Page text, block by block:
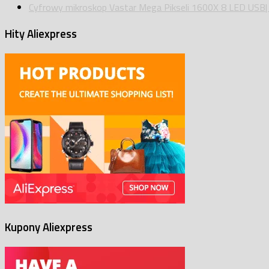
Cyfrowy mikroskop Vastar Mega Pikseli 1600X 8 LED
Hity Aliexpress
Kupony Aliexpress